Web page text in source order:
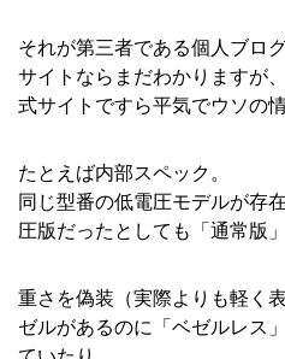
それが第三者である個人ブロ
サイトならまだわかりますが
式サイトですら平気でウソの
たとえば内部スペック。
同じ型番の低電圧モデルが存
圧版だったとしても「通常版
重さを偽装（実際よりも軽く
ゼルがあるのに「ベゼルレス